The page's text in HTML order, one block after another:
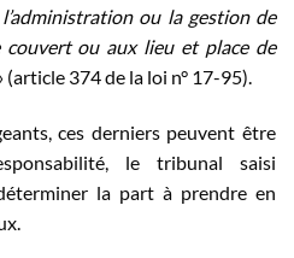
ou la gestion de
couvert ou aux lieu et place de
(article 374 de la loi n° 17-95).
ces derniers peuvent être
le tribunal saisi
la part à prendre en